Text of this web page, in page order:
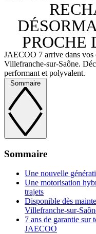
PROCHE
JAECOO 7 arrive dans vos
Villefranche-sur-Saône.
performant et polyvalent.
Sommaire
Sommaire
Une nouvelle
Une motorisation
trajets
Disponible dès
Villefranche-sur-
7 ans de garantie
JAECOO